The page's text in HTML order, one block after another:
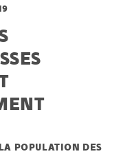
POPULATION DES